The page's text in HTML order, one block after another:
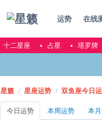
运势 在线
十二星座 占星 塔罗牌
星籁 星座运势 双鱼座今日
今日运势 本周运势 本